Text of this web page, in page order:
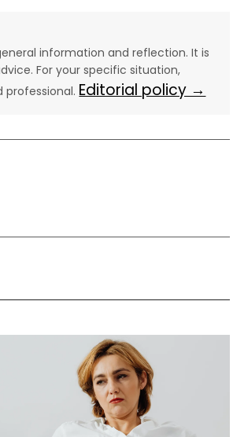
information and reflection. It is
For your specific situation,
professional. Editorial policy →